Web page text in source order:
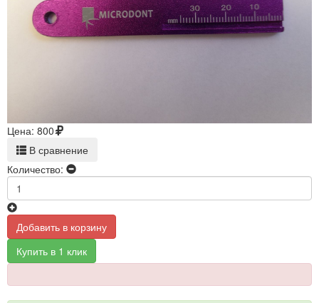
Цена: 800
В сравнение
Количество:
Добавить в корзину
Купить в 1 клик